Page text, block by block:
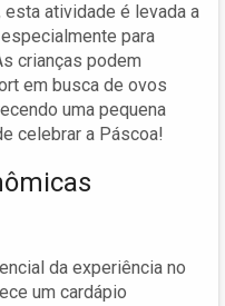
atividade é levada a
para
crianças podem
em busca de ovos
uma pequena
celebrar a Páscoa!
da experiência no
um cardápio